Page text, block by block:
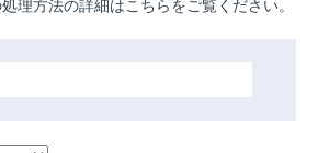
理方法の詳細はこちらをご覧ください。